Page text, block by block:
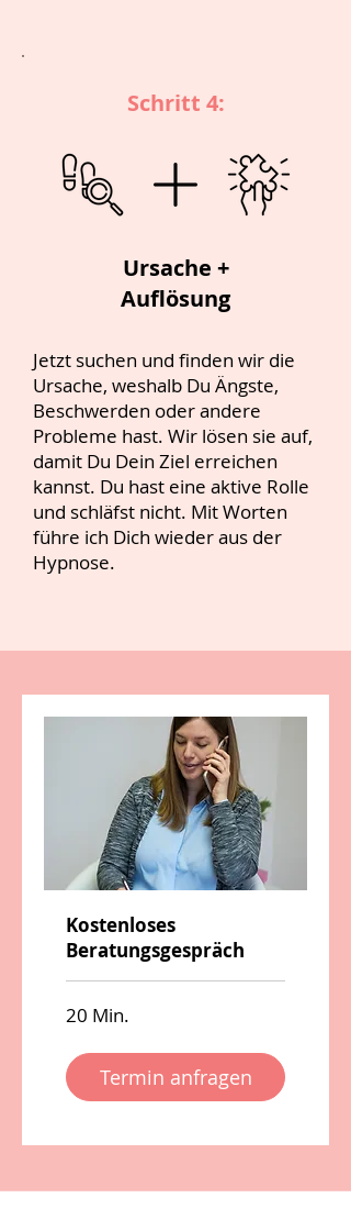
Schritt 4:
Ursache +
Auflösung
Jetzt suchen und finden wir die
Ursache, weshalb Du Ängste,
Beschwerden oder andere
Probleme hast. Wir lösen sie auf,
damit Du Dein Ziel erreichen
kannst. Du hast eine aktive Rolle
und schläfst nicht. Mit Worten
führe ich Dich wieder aus der
Hypnose.
Kostenloses
Beratungsgespräch
20 Min.
Termin anfragen